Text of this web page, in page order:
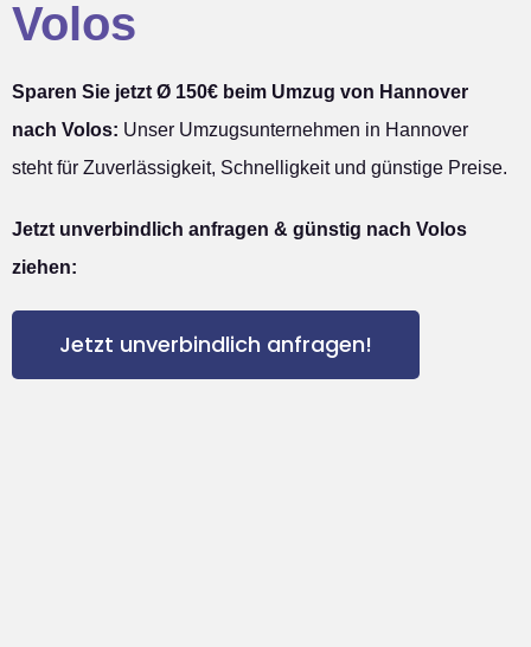
Volos
Sparen Sie jetzt Ø 150€ beim Umzug von Hannover
nach Volos: Unser Umzugsunternehmen in Hannover
steht für Zuverlässigkeit, Schnelligkeit und günstige Preise.
Jetzt unverbindlich anfragen & günstig nach Volos
ziehen:
Jetzt unverbindlich anfragen!